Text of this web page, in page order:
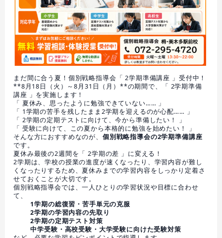
まだ間に合う夏！個別戦略指導会「 2学期準備講座 」受付中！
**8月18日（火）～8月31日（月）**の期間で、「 2学期準備
講座 」を実施します！
「 夏休み、思ったように勉強できていない…… 」
「 1学期の苦手を残したまま2学期を迎えるのが心配…… 」
「 2学期の定期テストに向けて、今から準備したい！ 」
「 受験に向けて、この夏から本格的に勉強を始めたい！ 」
そんな方におすすめなのが、 個別戦略指導会の2学期準備講座
です。
夏休み最後の2週間を「 2学期の差 」に変える！
2学期は、学校の授業の進度が速くなったり、学習内容が難し
くなったりするため、夏休みまでの学習内容をしっかり定着さ
せておくことが大切です。
個別戦略指導会では、一人ひとりの学習状況や目標に合わせ
て、
1学期の総復習・苦手単元の克服
2学期の学習内容の先取り
2学期の定期テスト対策
中学受験・高校受験・大学受験に向けた受験対策